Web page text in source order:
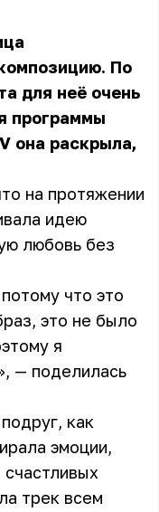
По
для неё очень
программы
она раскрыла,
на протяжении
идею
любовь без
что это
это не было
я
— поделилась
как
эмоции,
трек всем